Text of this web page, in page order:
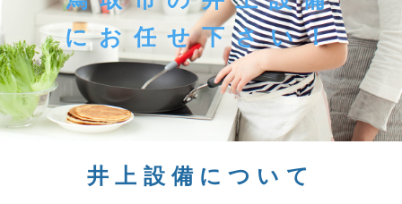
にお任せ下さい！
井上設備について